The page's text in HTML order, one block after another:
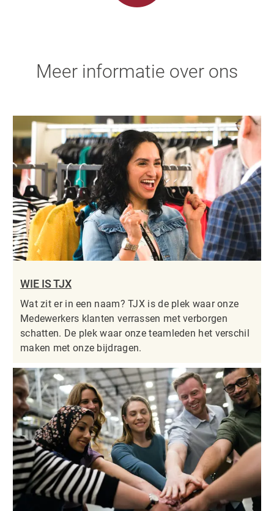
Meer informatie over ons
WIE IS TJX
Wat zit er in een naam? TJX is de plek waar onze
Medewerkers klanten verrassen met verborgen
schatten. De plek waar onze teamleden het verschil
maken met onze bijdragen.